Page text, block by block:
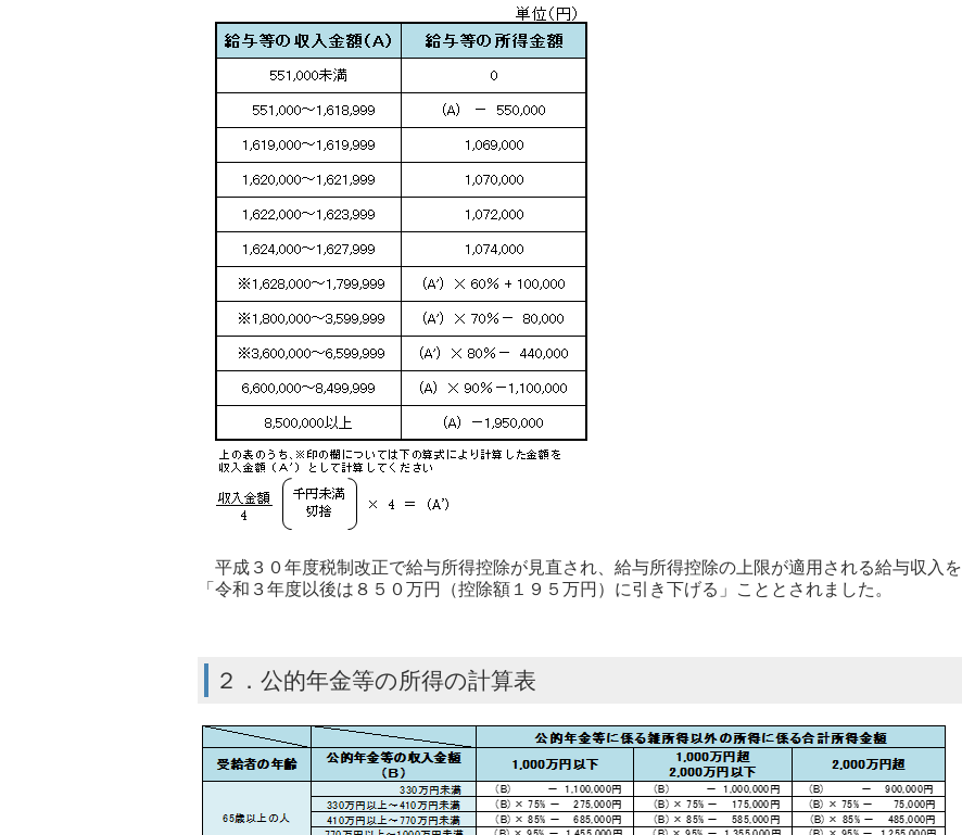
平成３０年度税制改正で給与所得控除が見直され、給与所得控除の上限が適用される給与収入を
「令和３年度以後は８５０万円（控除額１９５万円）に引き下げる」こととされました。
２．公的年金等の所得の計算表